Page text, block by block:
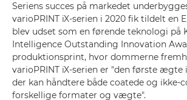
Seriens succes på markedet
varioPRINT iX-serien i 2020 fik tildelt en
blev udset som en førende teknologi på
Intelligence Outstanding Innovation
produktionsprint, hvor dommerne
varioPRINT iX-serien er "den første
der kan håndtere både coatede og ikke-
forskellige formater og vægte".